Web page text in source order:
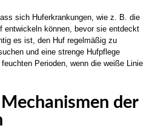
sich Huferkrankungen, wie z. B. die
entwickeln können, bevor sie entdeckt
es ist, den Huf regelmäßig zu
und eine strenge Hufpflege
Perioden, wenn die weiße Linie
der